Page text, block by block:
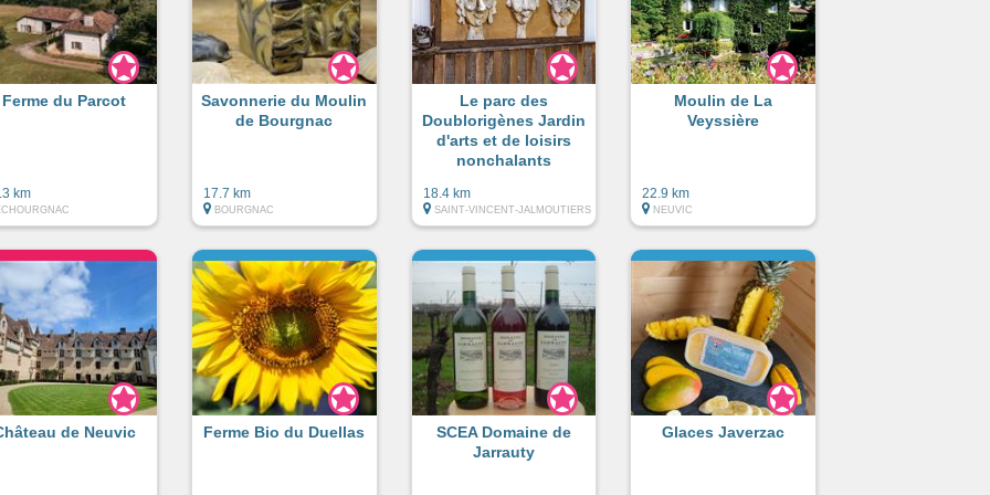
Ferme du Parcot
km
Savonnerie du Moulin
de Bourgnac
17.7 km
BOURGNAC
Le parc des
Doublorigènes Jardin
d'arts et de loisirs
nonchalants
18.4 km
SAINT-VINCENT-JALMOUTIERS
Moulin de La
Veyssière
22.9 km
NEUVIC
de Neuvic Ferme Bio du Duellas
SCEA Domaine de
Jarrauty
Glaces Javerzac